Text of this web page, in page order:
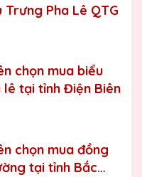
hàng
xuất.Xưởng sản xuất
lượng số một thị
mẫu không có sẵn,
hàng.
cung cấp tới Quý
Trưng Pha Lê QTG
chọn mua biểu
tại tỉnh Điện Biên
chọn mua đồng
tại tỉnh Bắc